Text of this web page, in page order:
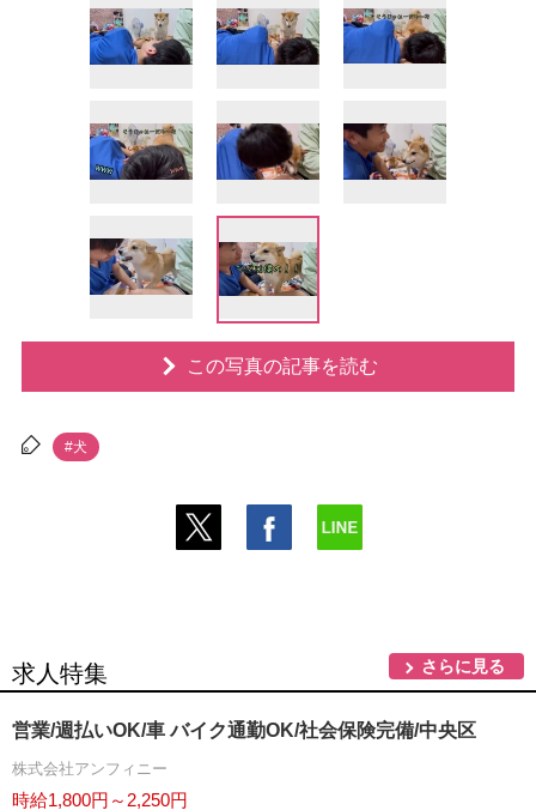
この写真の記事を読む
#犬
求人特集 さらに見る
営業/週払いOK/車 バイク通勤OK/社会保険完備/中央区
株式会社アンフィニー
時給1,800円～2,250円